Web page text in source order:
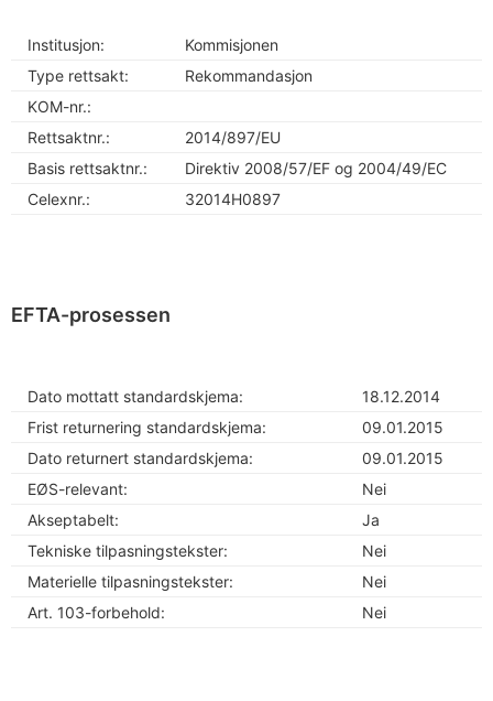
Institusjon:
Kommisjonen
Type rettsakt:
Rekommandasjon
KOM-nr.:
Rettsaktnr.:
2014/897/EU
Basis rettsaktnr.:
Direktiv 2008/57/EF og 2004/49/EC
Celexnr.:
32014H0897
EFTA-prosessen
Dato mottatt standardskjema:
18.12.2014
Frist returnering standardskjema:
09.01.2015
Dato returnert standardskjema:
09.01.2015
EØS-relevant:
Nei
Akseptabelt:
Ja
Tekniske tilpasningstekster:
Nei
Materielle tilpasningstekster:
Nei
Art. 103-forbehold:
Nei